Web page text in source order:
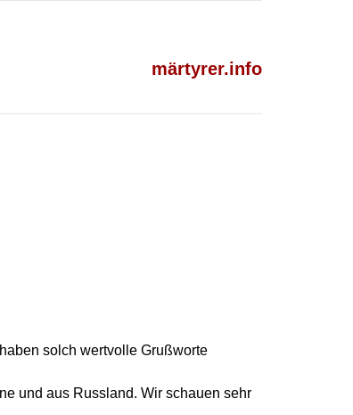
märtyrer.info
solch wertvolle Grußworte
und aus Russland. Wir schauen sehr